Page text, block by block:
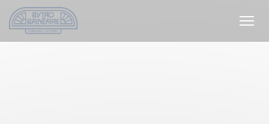
Panel pro správu cookies